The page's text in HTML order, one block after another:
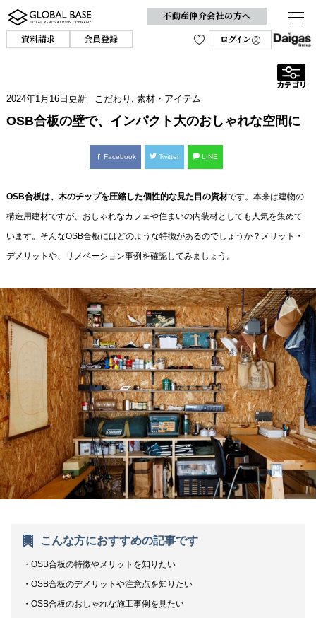
不動産仲介会社の方へ
資料請求
会員登録 ログイン
2024年1月16日更新 こだわり , 素材・アイテム
OSB合板の壁で、インパクト大のおしゃれな空間に
Facebook Twitter LINE
OSB合板は、木のチップを圧縮した個性的な見た目の資材です。本来は建物の
構造用建材ですが、おしゃれなカフェや住まいの内装材としても人気を集めて
います。そんなOSB合板にはどのような特徴があるのでしょうか？メリット・
デメリットや、リノベーション事例を確認してみましょう。
こんな方におすすめの記事です
OSB合板の特徴やメリットを知りたい
OSB合板のデメリットや注意点を知りたい
OSB合板のおしゃれな施工事例を見たい